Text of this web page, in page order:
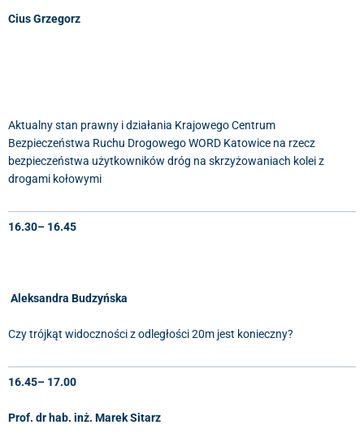
Cius Grzegorz
Aktualny stan prawny i działania Krajowego Centrum
Bezpieczeństwa Ruchu Drogowego WORD Katowice na rzecz
bezpieczeństwa użytkowników dróg na skrzyżowaniach kolei z
drogami kołowymi
16.30– 16.45
Aleksandra Budzyńska
Czy trójkąt widoczności z odległości 20m jest konieczny?
16.45– 17.00
Prof. dr hab. inż. Marek Sitarz